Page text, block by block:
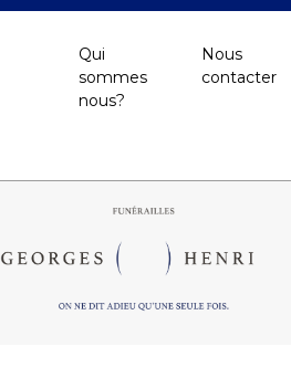
Qui
sommes
nous?
Nous
contacter